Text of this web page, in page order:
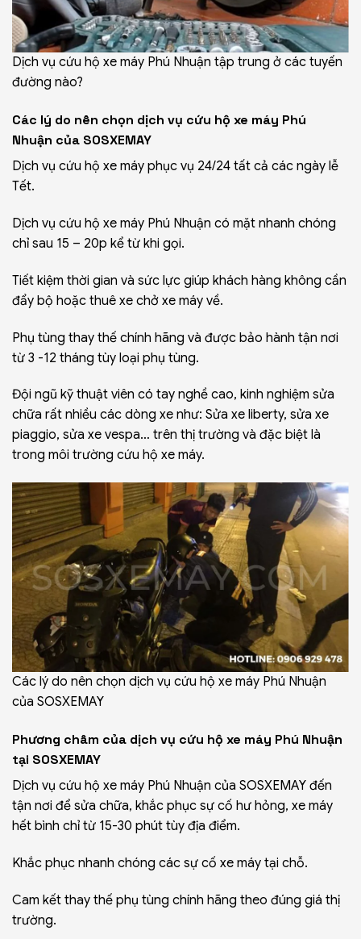
Dịch vụ cứu hộ xe máy Phú Nhuận tập trung ở các tuyến
đường nào?
Các lý do nên chọn dịch vụ cứu hộ xe máy Phú
Nhuận của SOSXEMAY
Dịch vụ cứu hộ xe máy phục vụ 24/24 tất cả các ngày lễ
Tết.
Dịch vụ cứu hộ xe máy Phú Nhuận có mặt nhanh chóng
chỉ sau 15 – 20p kể từ khi gọi.
Tiết kiệm thời gian và sức lực giúp khách hàng không cần
đẩy bộ hoặc thuê xe chở xe máy về.
Phụ tùng thay thế chính hãng và được bảo hành tận nơi
từ 3 -12 tháng tùy loại phụ tùng.
Đội ngũ kỹ thuật viên có tay nghề cao, kinh nghiệm sửa
chữa rất nhiều các dòng xe như: Sửa xe liberty, sửa xe
piaggio, sửa xe vespa… trên thị trường và đặc biệt là
trong môi trường cứu hộ xe máy.
Các lý do nên chọn dịch vụ cứu hộ xe máy Phú Nhuận
của SOSXEMAY
Phương châm của dịch vụ cứu hộ xe máy Phú Nhuận
tại SOSXEMAY
Dịch vụ cứu hộ xe máy Phú Nhuận của SOSXEMAY đến
tận nơi để sửa chữa, khắc phục sự cố hư hỏng, xe máy
hết bình chỉ từ 15-30 phút tùy địa điểm.
Khắc phục nhanh chóng các sự cố xe máy tại chỗ.
Cam kết thay thế phụ tùng chính hãng theo đúng giá thị
trường.